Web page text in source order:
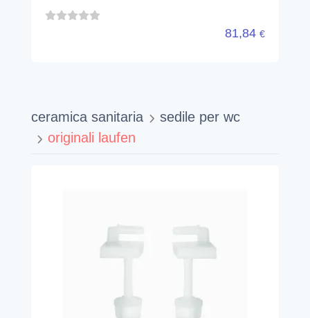
81,84 €
ceramica sanitaria
sedile per wc
originali laufen